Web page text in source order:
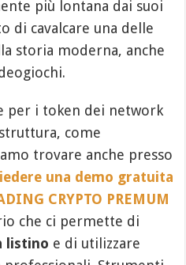
più lontana dai suoi
di cavalcare una delle
storia moderna, anche
per i token dei network
come
trovare anche presso
una demo gratuita
CRYPTO PREMUM
che ci permette di
listino e di utilizzare